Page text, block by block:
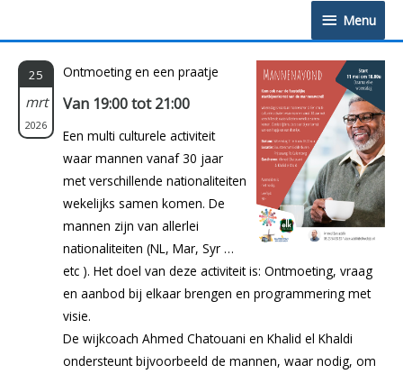
Menu
Menu
25
mrt
2026
Ontmoeting en een praatje
Van 19:00 tot 21:00
Een multi culturele activiteit
waar mannen vanaf 30 jaar
met verschillende nationaliteiten
wekelijks samen komen. De
mannen zijn van allerlei
nationaliteiten (NL, Mar, Syr …
etc ). Het doel van deze activiteit is: Ontmoeting, vraag
en aanbod bij elkaar brengen en programmering met
visie.
De wijkcoach Ahmed Chatouani en Khalid el Khaldi
ondersteunt bijvoorbeeld de mannen, waar nodig, om